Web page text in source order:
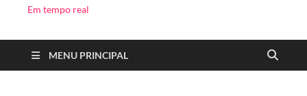
Em tempo real
MENU PRINCIPAL